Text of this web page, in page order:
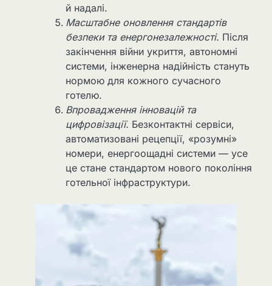
й надалі.
Масштабне оновлення стандартів
безпеки та енергонезалежності. Після
закінчення війни укриття, автономні
системи, інженерна надійність стануть
нормою для кожного сучасного
готелю.
Впровадження інновацій та
цифровізації. Безконтактні сервіси,
автоматизовані рецепції, «розумні»
номери, енергоощадні системи — усе
це стане стандартом нового покоління
готельної інфраструктури.